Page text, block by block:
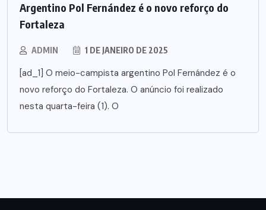
Argentino Pol Fernández é o novo reforço do
Fortaleza
ADMIN 1 DE JANEIRO DE 2025
[ad_1] O meio-campista argentino Pol Fernández é o
novo reforço do Fortaleza. O anúncio foi realizado
nesta quarta-feira (1). O